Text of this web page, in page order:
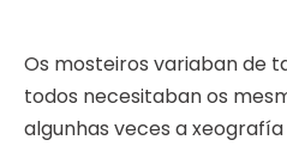
Os mosteiros variaban de
todos necesitaban os
algunhas veces a